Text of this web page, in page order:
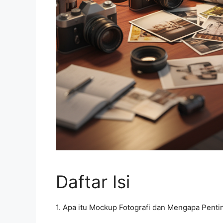
Daftar Isi
1. Apa itu Mockup Fotografi dan Mengapa